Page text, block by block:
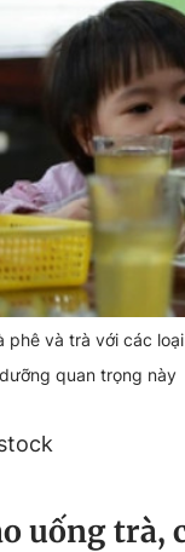
phê và trà với các
quan trọng này
uống trà,